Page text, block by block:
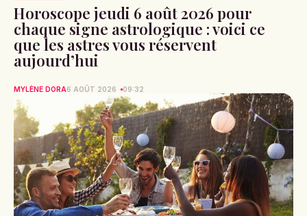
Horoscope jeudi 6 août 2026 pour
chaque signe astrologique : voici ce
que les astres vous réservent
aujourd’hui
MYLÈNE DORA6 AOÛT 2026 09:32